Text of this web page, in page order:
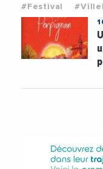
#Festival